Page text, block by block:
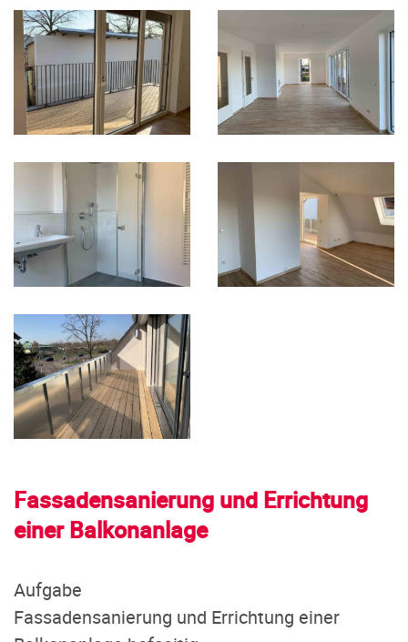
Fassadensanierung und Errichtung
einer Balkonanlage
Aufgabe
Fassadensanierung und Errichtung einer